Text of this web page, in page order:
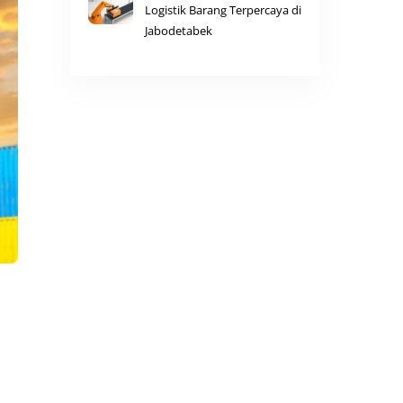
Logistik Barang Terpercaya di
Jabodetabek